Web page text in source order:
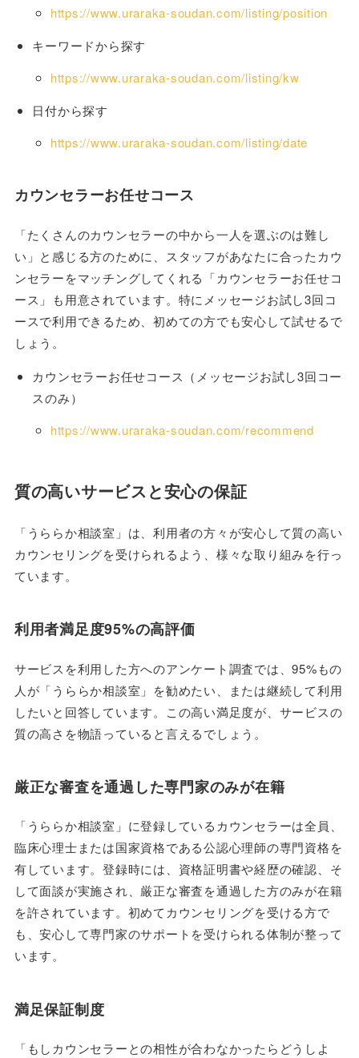
https://www.uraraka-soudan.com/listing/position
キーワードから探す
https://www.uraraka-soudan.com/listing/kw
日付から探す
https://www.uraraka-soudan.com/listing/date
カウンセラーお任せコース
「たくさんのカウンセラーの中から一人を選ぶのは難し
い」と感じる方のために、スタッフがあなたに合ったカウ
ンセラーをマッチングしてくれる「カウンセラーお任せコ
ース」も用意されています。特にメッセージお試し3回コ
ースで利用できるため、初めての方でも安心して試せるで
しょう。
カウンセラーお任せコース（メッセージお試し3回コー
スのみ）
https://www.uraraka-soudan.com/recommend
質の高いサービスと安心の保証
「うららか相談室」は、利用者の方々が安心して質の高い
カウンセリングを受けられるよう、様々な取り組みを行っ
ています。
利用者満足度95%の高評価
サービスを利用した方へのアンケート調査では、95%もの
人が「うららか相談室」を勧めたい、または継続して利用
したいと回答しています。この高い満足度が、サービスの
質の高さを物語っていると言えるでしょう。
厳正な審査を通過した専門家のみが在籍
「うららか相談室」に登録しているカウンセラーは全員、
臨床心理士または国家資格である公認心理師の専門資格を
有しています。登録時には、資格証明書や経歴の確認、そ
して面談が実施され、厳正な審査を通過した方のみが在籍
を許されています。初めてカウンセリングを受ける方で
も、安心して専門家のサポートを受けられる体制が整って
います。
満足保証制度
「もしカウンセラーとの相性が合わなかったらどうしよ